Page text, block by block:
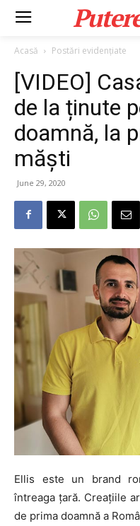
Acasă Postări evidențiate
[VIDEO]
de la ținute
doamnă, la
măști
June 29, 2020
Ellis este un brand
întreaga țară. Creațiile
de prima doamnă a